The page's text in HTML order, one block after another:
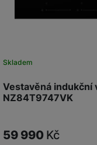
Vestavěná indukční
NZ84T9747VK
Skladem
59 990 Kč